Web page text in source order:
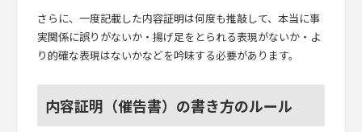
さらに、一度記載した内容証明は何度も推敲して、本当に事
実関係に誤りがないか・揚げ足をとられる表現がないか・よ
り的確な表現はないかなどを吟味する必要があります。
内容証明（催告書）の書き方のルール